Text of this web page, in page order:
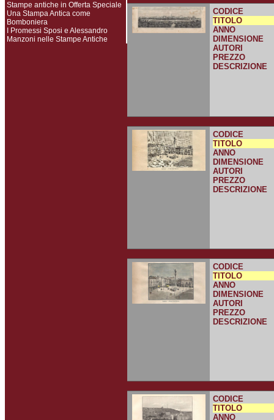
Stampe antiche in Offerta Speciale
Una Stampa Antica come
Bomboniera
I Promessi Sposi e Alessandro
Manzoni nelle Stampe Antiche
CODICE
TITOLO
ANNO
DIMENSIONE
AUTORI
PREZZO
DESCRIZIONE
CODICE
TITOLO
ANNO
DIMENSIONE
AUTORI
PREZZO
DESCRIZIONE
CODICE
TITOLO
ANNO
DIMENSIONE
AUTORI
PREZZO
DESCRIZIONE
CODICE
TITOLO
ANNO